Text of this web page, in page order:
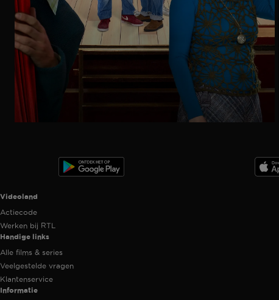
Videoland useful links.
Videoland
Actiecode
Werken bij RTL
Handige links
Alle films & series
Veelgestelde vragen
Klantenservice
Informatie